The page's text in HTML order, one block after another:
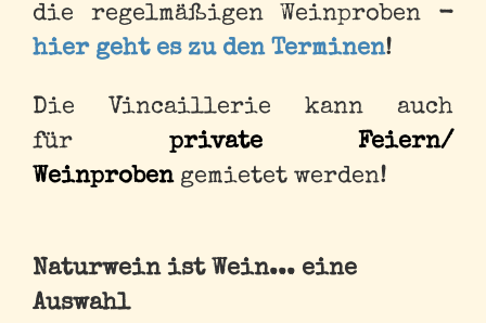
die regelmäßigen Weinproben -
hier geht es zu den Terminen!
Die Vincaillerie kann auch
für private Feiern/
Weinproben gemietet werden!
Naturwein ist Wein... eine
Auswahl